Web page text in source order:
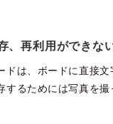
、再利用ができな
ドは、ボードに直接
するためには写真を